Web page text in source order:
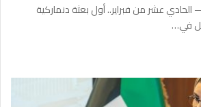
– 2 (كونا) — الحادي عشر من فبراير.. أول بعثة دنماركية
في…